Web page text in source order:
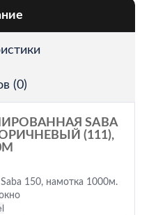
(0)
SABA
(111),
150, намотка 1000м.